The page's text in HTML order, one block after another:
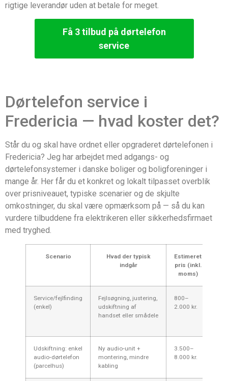
rigtige leverandør uden at betale for meget.
Få 3 tilbud på dørtelefon
service
Dørtelefon service i
Fredericia — hvad koster det?
Står du og skal have ordnet eller opgraderet dørtelefonen i
Fredericia? Jeg har arbejdet med adgangs- og
dørtelefonsystemer i danske boliger og boligforeninger i
mange år. Her får du et konkret og lokalt tilpasset overblik
over prisniveauet, typiske scenarier og de skjulte
omkostninger, du skal være opmærksom på — så du kan
vurdere tilbuddene fra elektrikeren eller sikkerhedsfirmaet
med tryghed.
Scenario
Hvad der typisk
indgår
Estimeret
pris (inkl.
moms)
Service/fejlfinding
(enkel)
Fejlsøgning, justering,
udskiftning af
handset eller smådele
800–
2.000 kr.
Udskiftning: enkel
audio‑dørtelefon
(parcelhus)
Ny audio‑unit +
montering, mindre
kabling
3.500–
8.000 kr.